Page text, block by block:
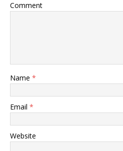
Comment
Name *
Email *
Website